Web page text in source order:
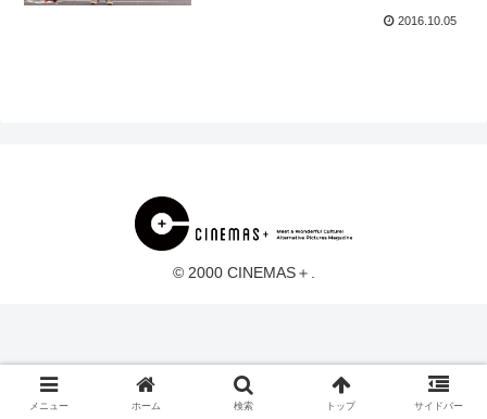
2016.10.05
© 2000 CINEMAS＋.
メニュー ホーム 検索 トップ サイドバー